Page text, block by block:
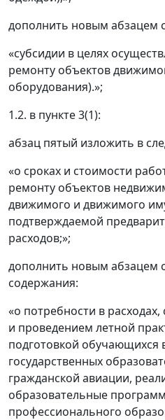
дополнить новым абзацем
«субсидии в целях
ремонту объектов
оборудования).»;
1.2. в пункте 3(1):
абзац пятый изложить в
«о сроках и стоимости
ремонту объектов
движимого и движимого
подтверждаемой
расходов;»;
дополнить новым абзацем
содержания:
«о потребности в
и проведением летной
подготовкой обучающихся
государственных
гражданской авиации,
образовательные
профессионального